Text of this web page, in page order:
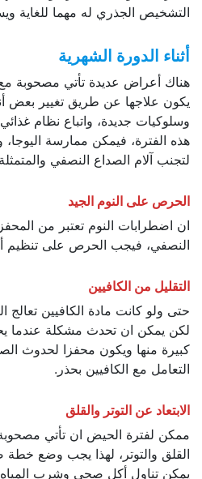
التشخيص الجذري له مهما للغاية
أثناء الدورة الشهرية
هناك أعراض عديدة تأتي مصحوبة
يكون علاجها عن طريق تغيير بعض
وسلوكيات جديدة، واتباع نظام
هذه الفترة، فيمكن ممارسة اليوجا،
لتجنب آلام الصداع النصفي
الحرص على النوم الجيد
ان اضطرابات النوم تعتبر من
النصفي، فيجب الحرص على تنظيم
التقليل من الكافيين
حتى ولو كانت مادة الكافيين تعالج
لكن يمكن ان تحدث مشكلة
كبيرة منها ويكون محفزا لحدوث
التعامل مع الكافيين بحذر.
الابتعاد عن التوتر والقلق
ممكن لفترة الحيض ان تأتي
القلق والتوتر، لهذا يجب وضع
يمكن تناول أكل صحي وشرب